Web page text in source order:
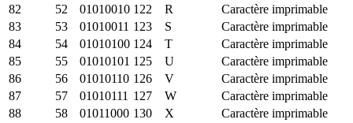
82
52 01010010 122 R
Caractère imprimable
83
53 01010011 123 S
Caractère imprimable
84
54 01010100 124 T
Caractère imprimable
85
55 01010101 125 U
Caractère imprimable
86
56 01010110 126 V
Caractère imprimable
87
57 01010111 127 W
Caractère imprimable
88
58 01011000 130 X
Caractère imprimable